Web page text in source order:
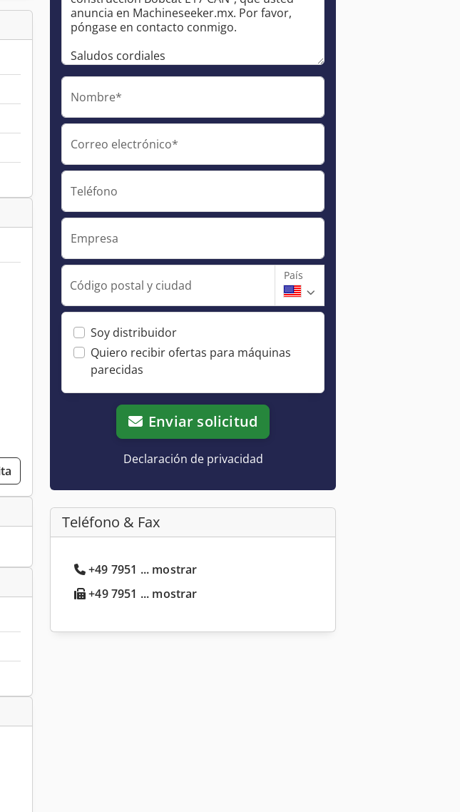
Nombre*
Correo electrónico*
Teléfono
Empresa
Código postal y ciudad
País
Soy distribuidor
Quiero recibir ofertas para máquinas
parecidas
Enviar solicitud
Declaración de privacidad
Teléfono & Fax
+49 7951 ... mostrar
+49 7951 ... mostrar